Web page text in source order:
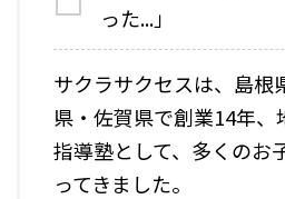
った...」
サクラサクセスは、島根
県・佐賀県で創業14年
指導塾として、多くのお
ってきました。